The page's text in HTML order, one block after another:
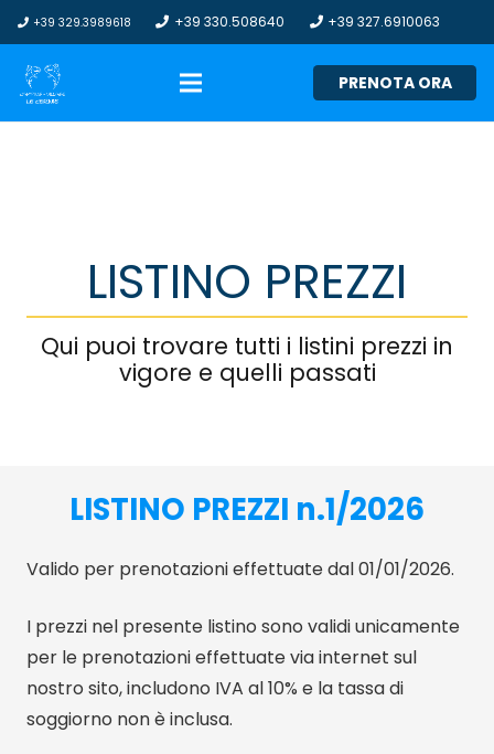
+39 329.3989618 +39 330.508640 +39 327.6910063
PRENOTA ORA
LISTINO PREZZI
Qui puoi trovare tutti i listini prezzi in
vigore e quelli passati
LISTINO PREZZI n.1/2026
Valido per prenotazioni effettuate dal 01/01/2026.
I prezzi nel presente listino sono validi unicamente
per le prenotazioni effettuate via internet sul
nostro sito, includono IVA al 10% e la tassa di
soggiorno non è inclusa.